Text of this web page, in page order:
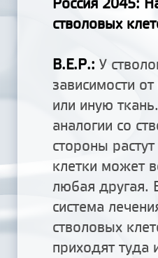
стволовых
В.Е.Р.: У
зависимости
или иную
аналогии со
стороны
клетки может
любая другая.
система
стволовых
приходят туда